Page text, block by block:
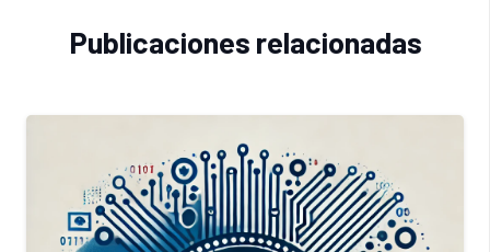
Publicaciones relacionadas